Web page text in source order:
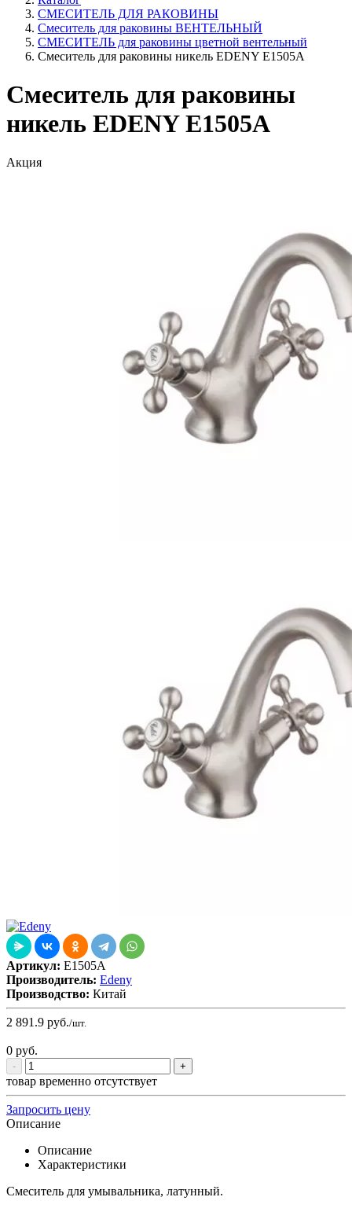
СМЕСИТЕЛЬ ДЛЯ РАКОВИНЫ
Смеситель для раковины ВЕНТЕЛЬНЫЙ
СМЕСИТЕЛЬ для раковины цветной вентельный
Смеситель для раковины никель EDENY E1505A
Смеситель для раковины
никель EDENY E1505A
Акция
Артикул: E1505A
Производитель: Edeny
Производство: Китай
2 891.9 руб./шт.
0 руб.
- +
товар временно отсутствует
Запросить цену
Описание
Описание
Характеристики
Смеситель для умывальника, латунный.